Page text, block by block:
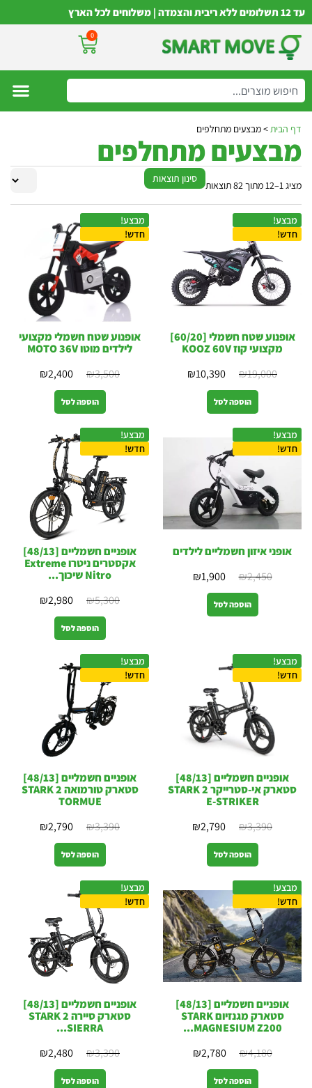
עד 12 תשלומים ללא ריבית והצמדה | משלוחים לכל הארץ
0
דף הבית >מבצעים מתחלפים
מבצעים מתחלפים
מציג 1–12 מתוך 82 תוצאות
סינון תוצאות
אופנוע שטח חשמלי [60/20]
מקצועי קוז KOOZ 60V
מבצע!
חדש!
₪19,000
₪10,390
הוספה לסל
אופנוע שטח חשמלי מקצועי
לילדים מוטו MOTO 36V
מבצע!
חדש!
₪3,500
₪2,400
הוספה לסל
אופני איזון חשמליים לילדים
מבצע!
חדש!
₪2,450
₪1,900
הוספה לסל
אופניים חשמליים [48/13]
אקסטרים ניטרו Extreme
Nitro שיכוך...
מבצע!
חדש!
₪5,300
₪2,980
הוספה לסל
אופניים חשמליים [48/13]
סטארק אי-סטרייקר 2 STARK
E-STRIKER
מבצע!
חדש!
₪3,390
₪2,790
הוספה לסל
אופניים חשמליים [48/13]
סטארק טורמואה 2 STARK
TORMUE
מבצע!
חדש!
₪3,390
₪2,790
הוספה לסל
אופניים חשמליים [48/13]
סטארק מגנזיום STARK
MAGNESIUM Z200...
מבצע!
חדש!
₪4,180
₪2,780
הוספה לסל
אופניים חשמליים [48/13]
סטארק סיירה 2 STARK
SIERRA...
מבצע!
חדש!
₪3,390
₪2,480
הוספה לסל